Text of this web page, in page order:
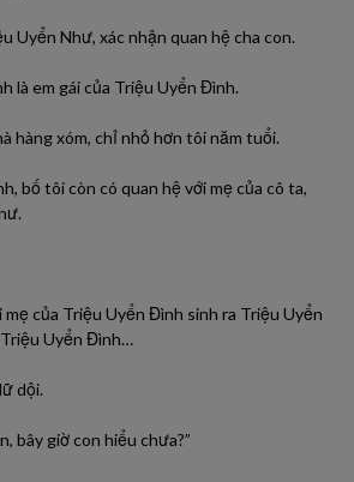
Uyển Như, xác nhận quan hệ cha con.
là em gái của Triệu Uyển Đình.
hàng xóm, chỉ nhỏ hơn tôi năm tuổi.
bố tôi còn có quan hệ với mẹ của cô ta,
mẹ của Triệu Uyển Đình sinh ra Triệu Uyển
Uyển Đình…
dội.
bây giờ con hiểu chưa?”